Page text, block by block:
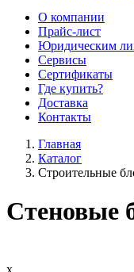
О компании
Прайс-лист
Юридическим
Сервисы
Сертификаты
Где купить?
Доставка
Контакты
Главная
Каталог
Строительные
Стеновые
х